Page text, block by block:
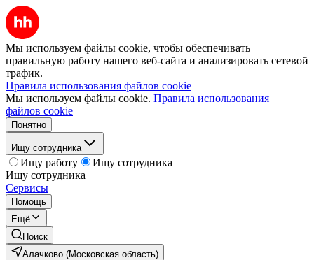
Мы используем файлы cookie, чтобы обеспечивать
правильную работу нашего веб-сайта и анализировать сетевой
трафик.
Правила использования файлов cookie
Мы используем файлы cookie. Правила использования
файлов cookie
Понятно
Ищу сотрудника
Ищу работу
Ищу сотрудника
Ищу сотрудника
Сервисы
Помощь
Ещё
Поиск
Алачково (Московская область)